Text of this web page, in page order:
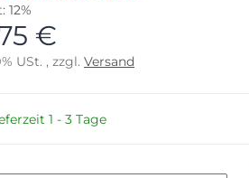
12%
€
USt. , zzgl. Versand
1 - 3 Tage